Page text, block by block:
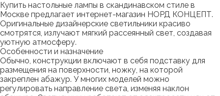
Купить настольные лампы в скандинавском стиле в
Москве предлагает интернет-магазин НОРД КОНЦЕПТ.
Оригинальные дизайнерские светильники красиво
смотрятся, излучают мягкий рассеянный свет, создавая
уютную атмосферу.
Особенности и назначение
Обычно, конструкции включают в себя подставку для
размещения на поверхности, ножку, на которой
закреплен абажур. У многих моделей можно
регулировать направление света, изменяя наклон